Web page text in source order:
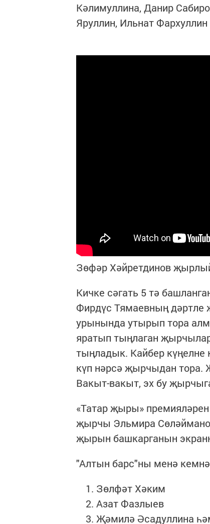
Кәлимуллина, Данир
Яруллин, Ильнат
Зөфәр Хәйретдинов
Кичке сәгать 5 тә
Фирдүс Тямаевның
урынында утырып тора
яратып тыңлаган
тыңладык. Кайбер күңелне
күп нәрсә җырчыдан тора.
Вакыт-вакыт, эх бу
«Татар җыры»
җырчы Эльмира
җырын башкарганын
"Алтын барс"ны менә
Зөлфәт Хәким
Азат Фазлыев
Җәмилә Әсадуллина